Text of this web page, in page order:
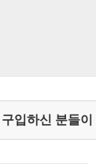
입하신 분들이